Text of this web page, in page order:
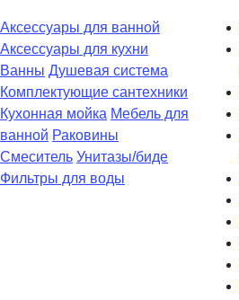
Аксессуары для ванной
Аксессуары для кухни
Ванны Душевая система
Комплектующие сантехники
Кухонная мойка Мебель для
ванной Раковины
Смеситель Унитазы/биде
Фильтры для воды